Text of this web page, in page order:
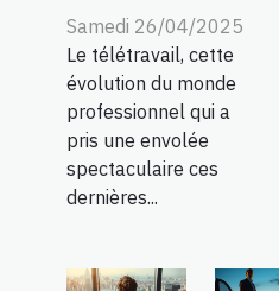
Samedi 26/04/2025
Le télétravail, cette
évolution du monde
professionnel qui a
pris une envolée
spectaculaire ces
dernières...